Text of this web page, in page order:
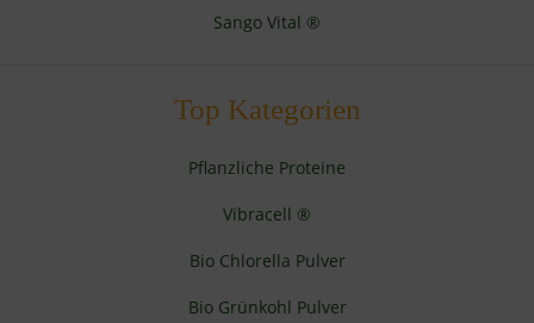
Sango Vital ®
Top Kategorien
Pflanzliche Proteine
Vibracell ®
Bio Chlorella Pulver
Bio Grünkohl Pulver